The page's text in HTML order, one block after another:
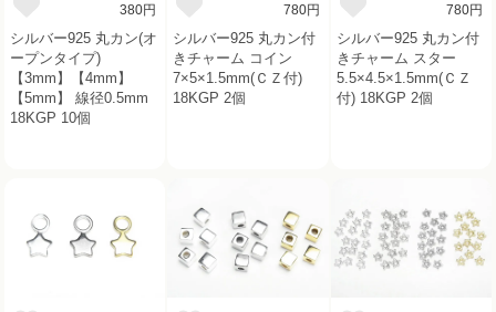
380円
シルバー925 丸カン(オ
ープンタイプ)
【3mm】【4mm】
【5mm】 線径0.5mm
18KGP 10個
780円
シルバー925 丸カン付
きチャーム コイン
7×5×1.5mm(ＣＺ付)
18KGP 2個
780円
シルバー925 丸カン付
きチャーム スター
5.5×4.5×1.5mm(ＣＺ
付) 18KGP 2個